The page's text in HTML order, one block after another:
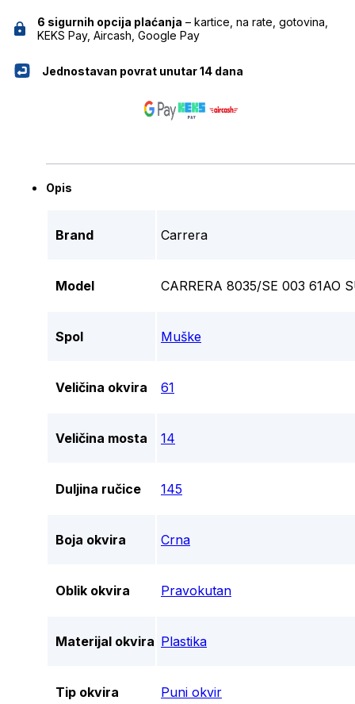
6 sigurnih opcija plaćanja – kartice, na rate, gotovina,
KEKS Pay, Aircash, Google Pay
Jednostavan povrat unutar 14 dana
Opis
Brand Carrera
Model CARRERA 8035/SE 003 61AO
Spol Muške
Veličina okvira 61
Veličina mosta 14
Duljina ručice 145
Boja okvira Crna
Oblik okvira Pravokutan
Materijal okvira Plastika
Tip okvira Puni okvir